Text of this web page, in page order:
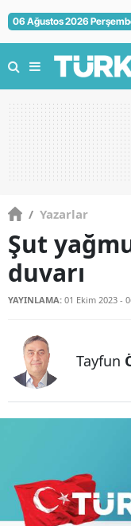
06 Ağustos 2026
/ Yazarlar
Şut
duvarı
YAYINLAMA: 01 Ekim 2023 -
Tayfun